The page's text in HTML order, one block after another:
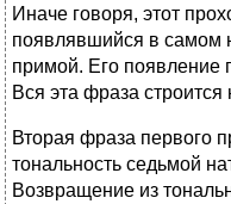
Иначе говоря, этот
появлявшийся в самом
примой. Его появление
Вся эта фраза строится
Вторая фраза первого
тональность седьмой
Возвращение из